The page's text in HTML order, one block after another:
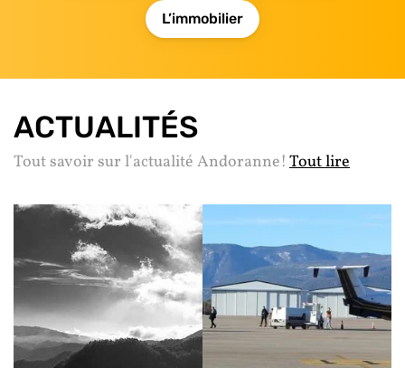
L’immobilier
ACTUALITÉS
Tout savoir sur l'actualité Andoranne! Tout lire